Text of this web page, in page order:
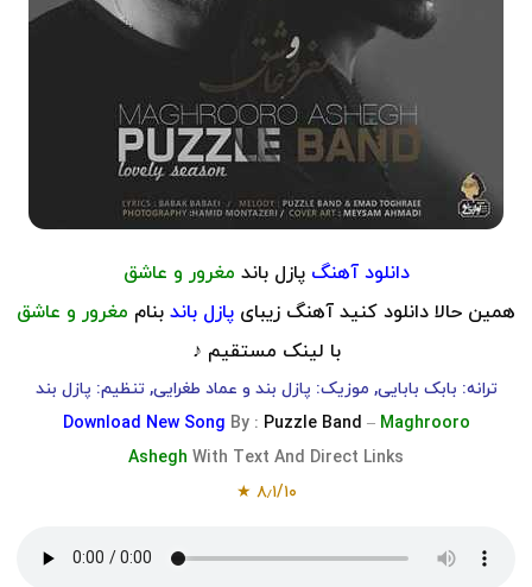
دانلود آهنگپازل باند مغرور و عاشق
همین حالا دانلود کنید آهنگ زیبای پازل باند بنام مغرور و عاشق
با لینک مستقیم ♪
ترانه: بابک بابایی, موزیک: پازل بند و عماد طغرایی, تنظیم: پازل بند
Download New Song By : Puzzle Band – Maghrooro
Ashegh With Text And Direct Links
۸٫۱/۱۰ ★